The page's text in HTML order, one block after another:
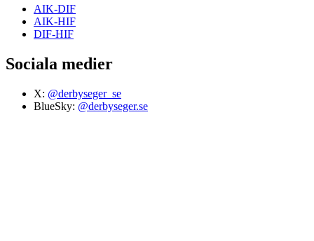
AIK-DIF
AIK-HIF
DIF-HIF
Sociala medier
X: @derbyseger_se
BlueSky: @derbyseger.se